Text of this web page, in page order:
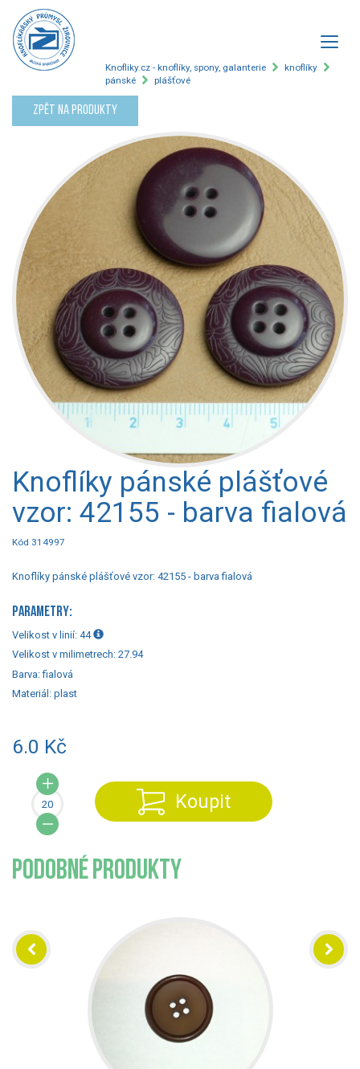
Knofliky.cz - knoflíky, spony, galanterie
knoflíky
pánské
plášťové
Zpět na produkty
Knoflíky pánské plášťové
vzor: 42155 - barva fialová
Kód 314997
Knoflíky pánské plášťové vzor: 42155 - barva fialová
PARAMETRY:
Velikost v linií: 44
Velikost v milimetrech: 27.94
Barva:fialová
Materiál: plast
6.0 Kč
Koupit
PODOBNÉ PRODUKTY